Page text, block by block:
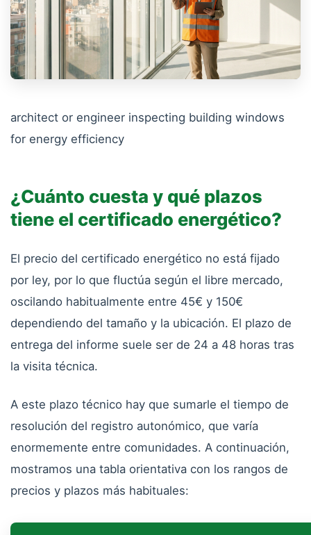
architect or engineer inspecting building windows
for energy efficiency
¿Cuánto cuesta y qué plazos
tiene el certificado energético?
El precio del certificado energético no está fijado
por ley, por lo que fluctúa según el libre mercado,
oscilando habitualmente entre 45€ y 150€
dependiendo del tamaño y la ubicación. El plazo de
entrega del informe suele ser de 24 a 48 horas tras
la visita técnica.
A este plazo técnico hay que sumarle el tiempo de
resolución del registro autonómico, que varía
enormemente entre comunidades. A continuación,
mostramos una tabla orientativa con los rangos de
precios y plazos más habituales: